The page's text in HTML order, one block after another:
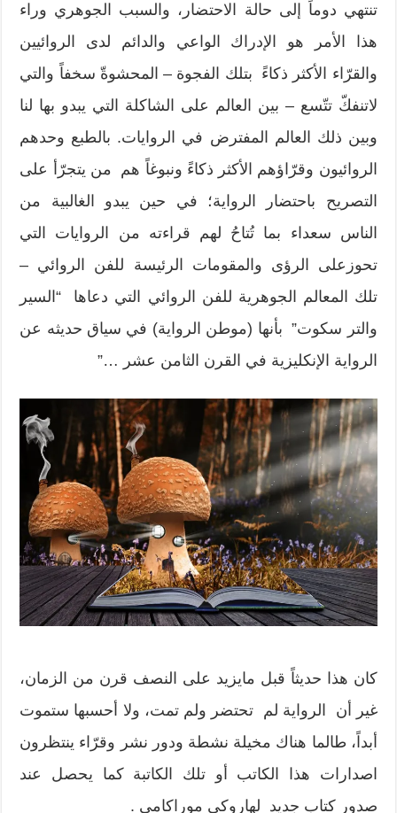
تنتهي دوماً إلى حالة الاحتضار، والسبب الجوهري وراء
هذا الأمر هو الإدراك الواعي والدائم لدى الروائيين
والقرّاء الأكثر ذكاءً بتلك الفجوة – المحشوةّ سخفاً والتي
لاتنفكّ تتّسع – بين العالم على الشاكلة التي يبدو بها لنا
وبين ذلك العالم المفترض في الروايات. بالطبع وحدهم
الروائيون وقرّاؤهم الأكثر ذكاءً ونبوغاً هم من يتجرّأ على
التصريح باحتضار الرواية؛ في حين يبدو الغالبية من
الناس سعداء بما تُتاحُ لهم قراءته من الروايات التي
تحوزعلى الرؤى والمقومات الرئيسة للفن الروائي –
تلك المعالم الجوهرية للفن الروائي التي دعاها “السير
والتر سكوت” بأنها (موطن الرواية) في سياق حديثه عن
الرواية الإنكليزية في القرن الثامن عشر …”
كان هذا حديثاً قبل مايزيد على النصف قرن من الزمان،
غير أن الرواية لم تحتضر ولم تمت، ولا أحسبها ستموت
أبداً، طالما هناك مخيلة نشطة ودور نشر وقرّاء ينتظرون
اصدارات هذا الكاتب أو تلك الكاتبة كما يحصل عند
صدور كتاب جديد لهاروكي موراكامي .